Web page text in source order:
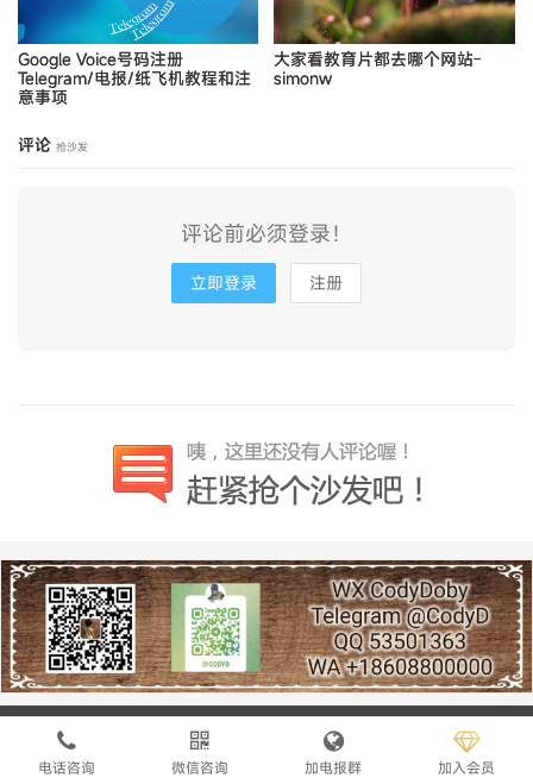
Google Voice号码注册
Telegram/电报/纸飞机教程和注
意事项
大家看教育片都去哪个网站-
simonw
评论 抢沙发
评论前必须登录！
立即登录 注册
买Google Voice认准【谷姐靓号网】
电话咨询 微信咨询 加电报群 加入会员